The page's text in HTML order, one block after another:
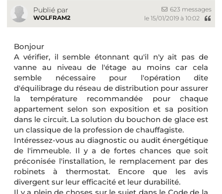
Publié par
WOLFRAM2
623 messages
le 15/01/2019 à 10:02
Bonjour
A vérifier, il semble étonnant qu'il n'y ait pas de
vanne au niveau de l'étage au moins car cela
semble nécessaire pour l'opération dite
d'équilibrage du réseau de distribution pour assurer
la température recommandée pour chaque
appartement selon son exposition et sa position
dans le circuit. La solution du bouchon de glace est
un classique de la profession de chauffagiste.
Intéressez-vous au diagnostic ou audit énergétique
de l'immeuble. Il y a de fortes chances que soit
préconisée l'installation, le remplacement par des
robinets à thermostat. Encore que les avis
divergent sur leur efficacité et leur durabilité.